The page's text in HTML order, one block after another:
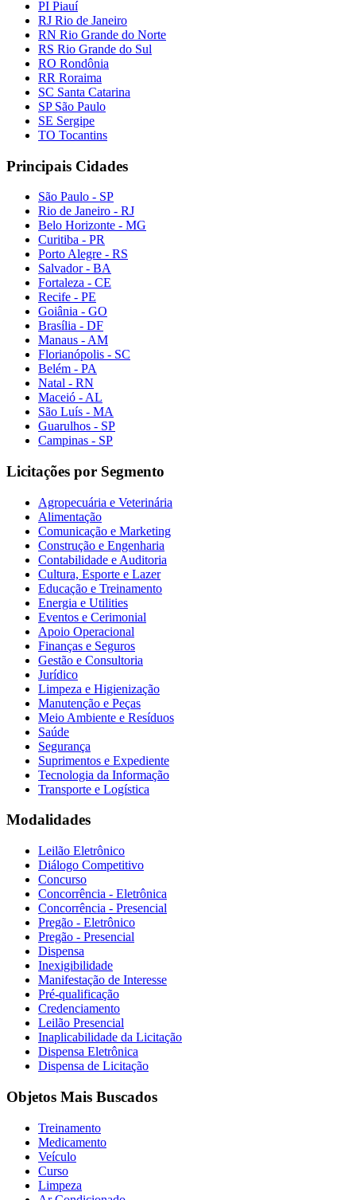
PI Piauí
RJ Rio de Janeiro
RN Rio Grande do Norte
RS Rio Grande do Sul
RO Rondônia
RR Roraima
SC Santa Catarina
SP São Paulo
SE Sergipe
TO Tocantins
Principais Cidades
São Paulo - SP
Rio de Janeiro - RJ
Belo Horizonte - MG
Curitiba - PR
Porto Alegre - RS
Salvador - BA
Fortaleza - CE
Recife - PE
Goiânia - GO
Brasília - DF
Manaus - AM
Florianópolis - SC
Belém - PA
Natal - RN
Maceió - AL
São Luís - MA
Guarulhos - SP
Campinas - SP
Licitações por Segmento
Agropecuária e Veterinária
Alimentação
Comunicação e Marketing
Construção e Engenharia
Contabilidade e Auditoria
Cultura, Esporte e Lazer
Educação e Treinamento
Energia e Utilities
Eventos e Cerimonial
Apoio Operacional
Finanças e Seguros
Gestão e Consultoria
Jurídico
Limpeza e Higienização
Manutenção e Peças
Meio Ambiente e Resíduos
Saúde
Segurança
Suprimentos e Expediente
Tecnologia da Informação
Transporte e Logística
Modalidades
Leilão Eletrônico
Diálogo Competitivo
Concurso
Concorrência - Eletrônica
Concorrência - Presencial
Pregão - Eletrônico
Pregão - Presencial
Dispensa
Inexigibilidade
Manifestação de Interesse
Pré-qualificação
Credenciamento
Leilão Presencial
Inaplicabilidade da Licitação
Dispensa Eletrônica
Dispensa de Licitação
Objetos Mais Buscados
Treinamento
Medicamento
Veículo
Curso
Limpeza